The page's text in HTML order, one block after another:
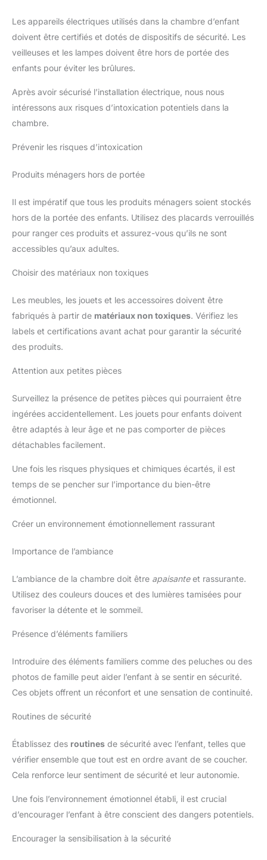
Les appareils électriques utilisés dans la chambre d’enfant
doivent être certifiés et dotés de dispositifs de sécurité. Les
veilleuses et les lampes doivent être hors de portée des
enfants pour éviter les brûlures.
Après avoir sécurisé l’installation électrique, nous nous
intéressons aux risques d’intoxication potentiels dans la
chambre.
Prévenir les risques d’intoxication
Produits ménagers hors de portée
Il est impératif que tous les produits ménagers soient stockés
hors de la portée des enfants. Utilisez des placards verrouillés
pour ranger ces produits et assurez-vous qu’ils ne sont
accessibles qu’aux adultes.
Choisir des matériaux non toxiques
Les meubles, les jouets et les accessoires doivent être
fabriqués à partir de matériaux non toxiques. Vérifiez les
labels et certifications avant achat pour garantir la sécurité
des produits.
Attention aux petites pièces
Surveillez la présence de petites pièces qui pourraient être
ingérées accidentellement. Les jouets pour enfants doivent
être adaptés à leur âge et ne pas comporter de pièces
détachables facilement.
Une fois les risques physiques et chimiques écartés, il est
temps de se pencher sur l’importance du bien-être
émotionnel.
Créer un environnement émotionnellement rassurant
Importance de l’ambiance
L’ambiance de la chambre doit être apaisanteet rassurante.
Utilisez des couleurs douces et des lumières tamisées pour
favoriser la détente et le sommeil.
Présence d’éléments familiers
Introduire des éléments familiers comme des peluches ou des
photos de famille peut aider l’enfant à se sentir en sécurité.
Ces objets offrent un réconfort et une sensation de continuité.
Routines de sécurité
Établissez des routines de sécurité avec l’enfant, telles que
vérifier ensemble que tout est en ordre avant de se coucher.
Cela renforce leur sentiment de sécurité et leur autonomie.
Une fois l’environnement émotionnel établi, il est crucial
d’encourager l’enfant à être conscient des dangers potentiels.
Encourager la sensibilisation à la sécurité